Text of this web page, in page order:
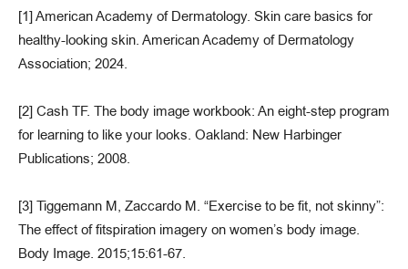
[1] American Academy of Dermatology. Skin care basics for
healthy-looking skin. American Academy of Dermatology
Association; 2024.
[2] Cash TF. The body image workbook: An eight-step program
for learning to like your looks. Oakland: New Harbinger
Publications; 2008.
[3] Tiggemann M, Zaccardo M. “Exercise to be fit, not skinny”:
The effect of fitspiration imagery on women’s body image.
Body Image. 2015;15:61-67.